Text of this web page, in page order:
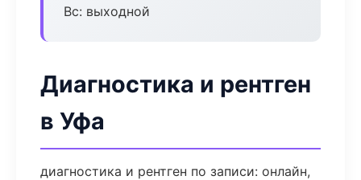
Вс: выходной
Диагностика и рентген
в Уфа
диагностика и рентген по записи: онлайн,